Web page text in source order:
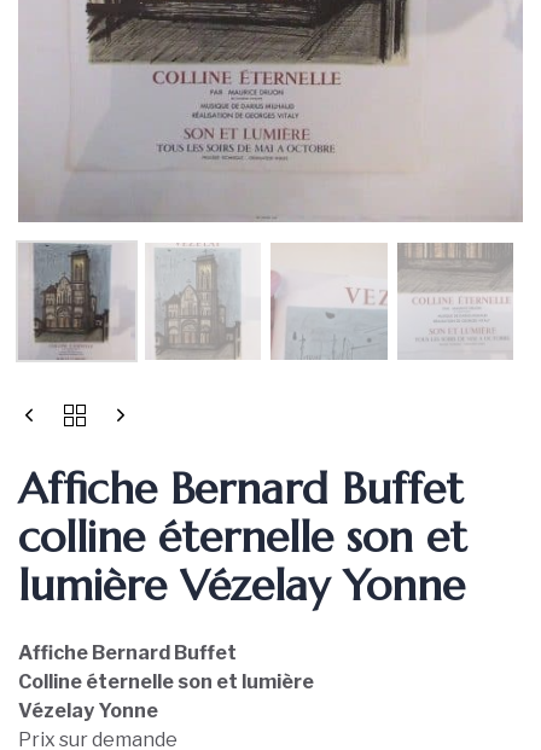
Affiche Bernard Buffet
colline éternelle son et
lumière Vézelay Yonne
Affiche Bernard Buffet
Colline éternelle son et lumière
Vézelay Yonne
Prix sur demande